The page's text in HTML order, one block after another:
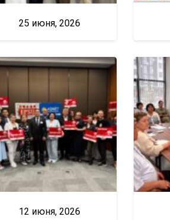
25 июня, 2026
12 июня, 2026